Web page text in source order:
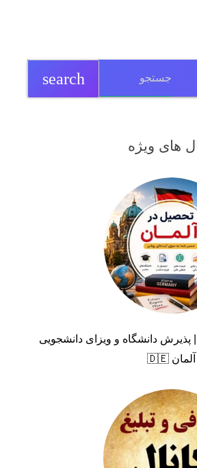
search
های ویژه
| پذیرش دانشگاه و ویزای دانشجویی
آلمان 🇩🇪